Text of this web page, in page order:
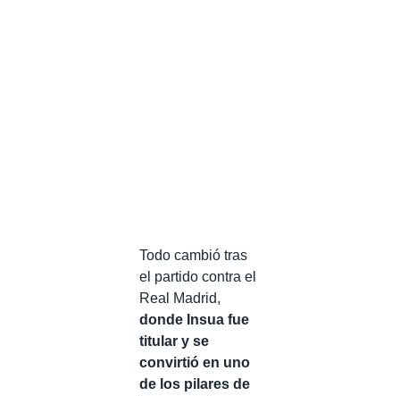
Todo cambió tras
el partido contra el
Real Madrid,
donde Insua fue
titular y se
convirtió en uno
de los pilares de